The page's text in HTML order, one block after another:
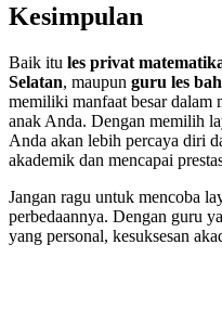
Kesimpulan
Baik itu les privat
Selatan, maupun guru les
memiliki manfaat besar dalam
anak Anda. Dengan memilih
Anda akan lebih percaya diri
akademik dan mencapai
Jangan ragu untuk mencoba
perbedaannya. Dengan guru
yang personal, kesuksesan